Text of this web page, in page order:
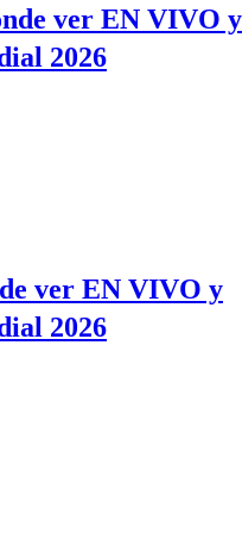
ver EN VIVO y
2026
ver EN VIVO y
2026